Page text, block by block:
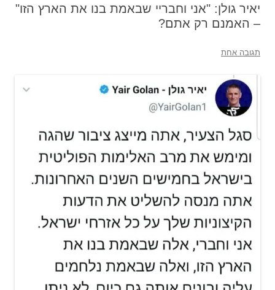
יאיר גולן: "אני וחבריי שבאמת בנו את הארץ הזו"
– האמנם רק אתם?
תגובה אחת